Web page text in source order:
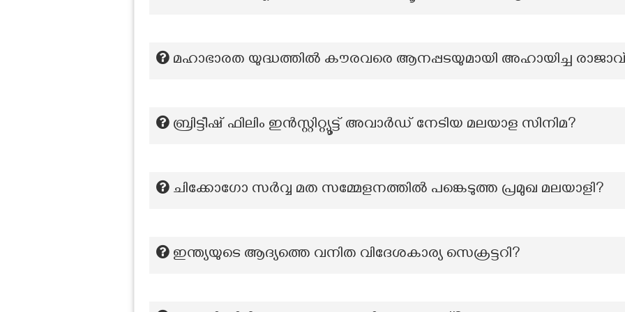
മഹാഭാരത യുദ്ധത്തിൽ കൗരവരെ ആനപ്പടയുമായി അഹായിച്ച
ബ്രിട്ടീഷ്‌ ഫിലിം ഇന്‍സ്റ്റിറ്റ്യൂട്ട് അവാര്‍ഡ്‌ നേടിയ മലയാള സിനിമ?
ചിക്കോഗോ സർവ്വ മത സമ്മേളനത്തിൽ പങ്കെടുത്ത പ്രമുഖ മലയാളി?
ഇന്ത്യയുടെ ആദ്യത്തെ വനിത വിദേശകാര്യ സെക്രട്ടറി?